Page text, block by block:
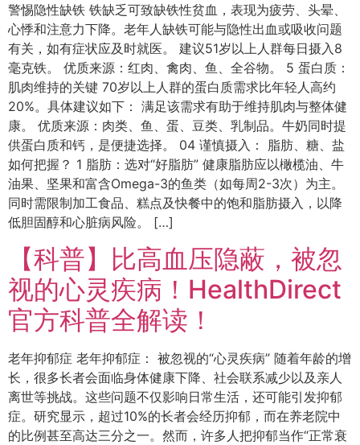
警惕隐性缺铁 铁缺乏可致缺铁性贫血，表现为疲劳、头晕、
心悸和注意力下降。老年人缺铁可能与隐性出血或吸收问题
有关，如有症状应及时就医。 建议51岁以上人群每日摄入8
毫克铁。 优质来源：红肉、禽肉、鱼、全谷物。 5 蛋白质：
肌肉维持的关键 70岁以上人群的蛋白质需求比年轻人高约
20%。具体建议如下： 满足该需求有助于维持肌肉与整体健
康。 优质来源：肉类、鱼、蛋、豆类、乳制品。牛奶同时提
供蛋白质和钙，是便捷选择。 04 谨慎摄入： 脂肪、糖、盐
如何把握？ 1 脂肪：选对“好脂肪” 健康脂肪应以橄榄油、牛
油果、坚果和富含Omega-3的鱼类（如每周2-3次）为主。
同时需限制加工食品、糕点及快餐中的饱和脂肪摄入，以降
低胆固醇和心脏病风险。 […]
【科普】比高血压隐蔽，被忽
视的心灵疾病！HealthDirect
官方科普全解读！
老年抑郁症 老年抑郁症： 被忽视的“心灵疾病” 随着年龄的增
长，很多长者会面临身体健康下降、社会联系减少以及亲人
离世等挑战。这些问题不仅影响日常生活，还可能引发抑郁
症。研究显示，超过10%的长者会经历抑郁，而在养老院中
的比例甚至高达三分之一。然而，许多人把抑郁当作“正常衰